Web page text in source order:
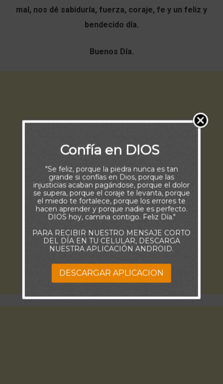
mal, nos dé sabiduría, fuerza, coraje, fe y un feliz y
bendecido día.
Buenos Día.
Confía en DIOS
"Se feliz, porque la piedra nunca es tan
grande si confías en Dios, porque las
injusticias acaban pagándose, porque el dolor
se supera, porque el coraje te levanta, porque
el miedo te fortalece, porque los errores te
hacen aprender y porque nadie es perfecto.
DIOS hoy, camina contigo. Feliz Día."
PARA RECIBIR NUESTRO MENSAJE CORTO
DEL DÍA EN TU CELULAR, DESCARGA
NUESTRA APLICACIÓN ANDROID.
DESCARGAR APLICACION